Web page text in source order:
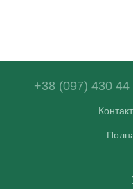
+38 (097) 430 44